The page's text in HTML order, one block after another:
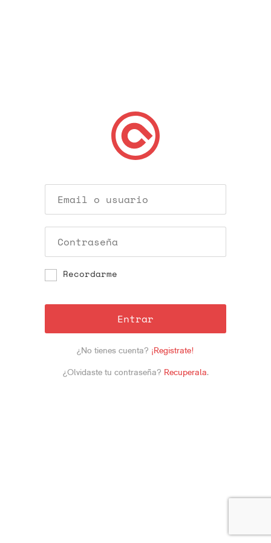
Recordarme
Entrar
¿No tienes cuenta? ¡Registrate!
¿Olvidaste tu contraseña? Recuperala.